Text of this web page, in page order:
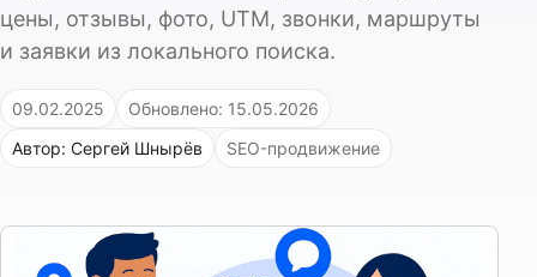
цены, отзывы, фото, UTM, звонки, маршруты
и заявки из локального поиска.
09.02.2025
Обновлено: 15.05.2026
Автор: Сергей Шнырёв
SEO-продвижение